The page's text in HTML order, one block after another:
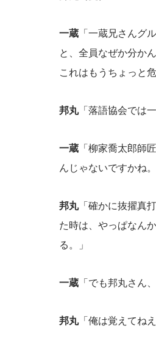
一蔵 「一蔵兄さんグ
と、全員なぜか分か
これはもうちょっと
邦丸「落語協会では
一蔵 「柳家喬太郎師
んじゃないですかね。
邦丸「確かに抜擢真
た時は、やっぱなん
る。」
一蔵 「でも邦丸さん
邦丸「俺は覚えてね